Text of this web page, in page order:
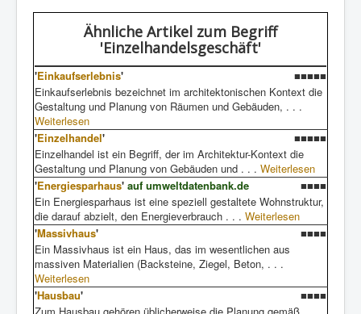
Ähnliche Artikel zum Begriff
'Einzelhandelsgeschäft'
'Einkaufserlebnis'
■■■■■
Einkaufserlebnis bezeichnet im architektonischen Kontext die
Gestaltung und Planung von Räumen und Gebäuden, . . .
Weiterlesen
'Einzelhandel'
■■■■■
Einzelhandel ist ein Begriff, der im Architektur-Kontext die
Gestaltung und Planung von Gebäuden und . . . Weiterlesen
'Energiesparhaus' auf umweltdatenbank.de
■■■■
Ein Energiesparhaus ist eine speziell gestaltete Wohnstruktur,
die darauf abzielt, den Energieverbrauch . . . Weiterlesen
'Massivhaus'
■■■■
Ein Massivhaus ist ein Haus, das im wesentlichen aus
massiven Materialien (Backsteine, Ziegel, Beton, . . .
Weiterlesen
'Hausbau'
■■■■
Zum Hausbau gehören üblicherweise die Planung gemäß